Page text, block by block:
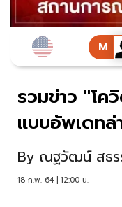
รวมข่าว "โค
แบบอัพเดทล่
By ณฐวัฒน์ สธร
18 ก.พ. 64 | 12:00 น.